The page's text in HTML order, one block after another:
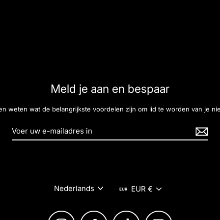
Meld je aan en bespaar
weten wat de belangrijkste voordelen zijn om lid te worden van je
Nederlands EUR €